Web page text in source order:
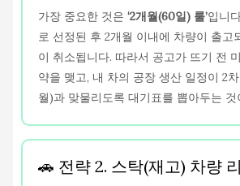
가장 중요한 것은‘2개월(60일) 룰’입니
로 선정된 후 2개월 이내에 차량이 출고
이 취소됩니다. 따라서 공고가 뜨기 전
약을 맺고, 내 차의 공장 생산 일정이 2
월)과 맞물리도록 대기표를 뽑아두는 것
🚗 전략 2. 스탁(재고) 차량